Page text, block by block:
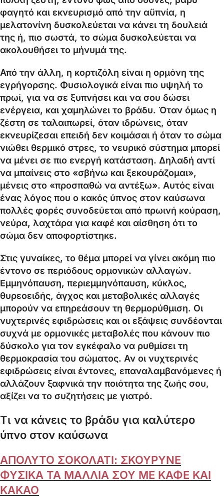
φαγητό και εκνευρισμό από την αϋπνία, η
μελατονίνη δυσκολεύεται να κάνει τη δουλειά
της ή, πιο σωστά, το σώμα δυσκολεύεται να
ακολουθήσει το μήνυμά της.
Από την άλλη, η κορτιζόλη είναι η ορμόνη της
εγρήγορσης. Φυσιολογικά είναι πιο υψηλή το
πρωί, για να σε ξυπνήσει και να σου δώσει
ενέργεια, και χαμηλώνει το βράδυ. Όταν όμως η
ζέστη σε ταλαιπωρεί, όταν ιδρώνεις, όταν
εκνευρίζεσαι επειδή δεν κοιμάσαι ή όταν το σώμα
νιώθει θερμικό στρες, το νευρικό σύστημα μπορεί
να μένει σε πιο ενεργή κατάσταση. Δηλαδή αντί
να μπαίνεις στο «σβήνω και ξεκουράζομαι»,
μένεις στο «προσπαθώ να αντέξω». Αυτός είναι
ένας λόγος που ο κακός ύπνος στον καύσωνα
πολλές φορές συνοδεύεται από πρωινή κούραση,
νεύρα, λαχτάρα για καφέ και αίσθηση ότι το
σώμα δεν αποφορτίστηκε.
Στις γυναίκες, το θέμα μπορεί να γίνει ακόμη πιο
έντονο σε περιόδους ορμονικών αλλαγών.
Εμμηνόπαυση, περιεμμηνόπαυση, κύκλος,
θυρεοειδής, άγχος και μεταβολικές αλλαγές
μπορούν να επηρεάσουν τη θερμορύθμιση. Οι
νυχτερινές εφιδρώσεις και οι εξάψεις συνδέονται
συχνά με ορμονικές μεταβολές που κάνουν πιο
δύσκολο για τον εγκέφαλο να ρυθμίσει τη
θερμοκρασία του σώματος. Αν οι νυχτερινές
εφιδρώσεις είναι έντονες, επαναλαμβανόμενες ή
αλλάζουν ξαφνικά την ποιότητα της ζωής σου,
αξίζει να το συζητήσεις με γιατρό.
Τι να κάνεις το βράδυ για καλύτερο
ύπνο στον καύσωνα
ΑΠΟΛΥΤΟ ΣΟΚΟΛΑΤΙ: ΣΚΟΥΡΥΝΕ
ΦΥΣΙΚΑ ΤΑ ΜΑΛΛΙΑ ΣΟΥ ΜΕ ΚΑΦΕ ΚΑΙ
ΚΑΚΑΟ